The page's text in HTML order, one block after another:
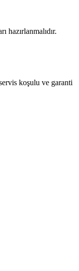
hazırlanmalıdır.
koşulu ve garanti